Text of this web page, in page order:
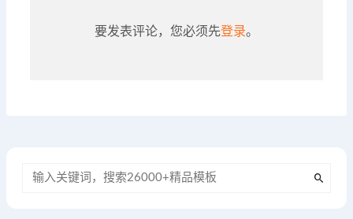
要发表评论，您必须先登录。